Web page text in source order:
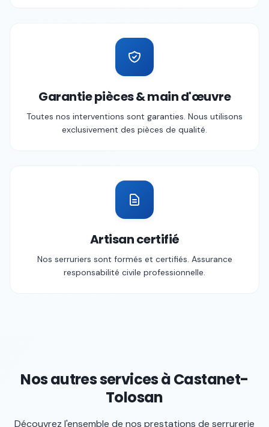
Garantie pièces & main d'œuvre
Toutes nos interventions sont garanties. Nous utilisons
exclusivement des pièces de qualité.
Artisan certifié
Nos serruriers sont formés et certifiés. Assurance
responsabilité civile professionnelle.
Nos autres services àCastanet-
Tolosan
Découvrez l'ensemble de nos prestations de serrurerie